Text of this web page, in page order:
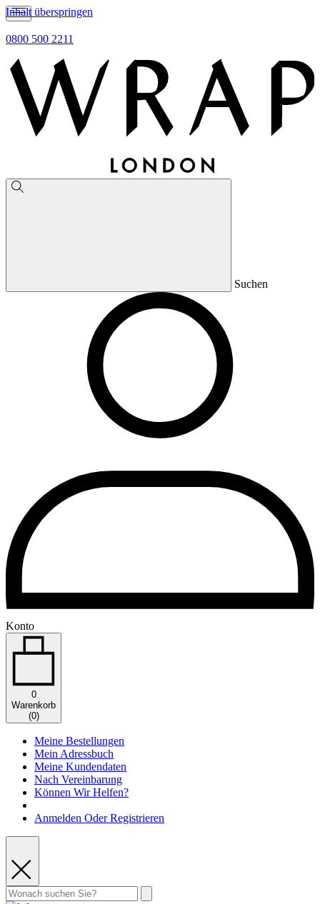
Inhalt überspringen
0800 500 2211
Suchen
Konto
0
Warenkorb
(0)
Meine Bestellungen
Mein Adressbuch
Meine Kundendaten
Nach Vereinbarung
Können Wir Helfen?
Anmelden Oder Registrieren